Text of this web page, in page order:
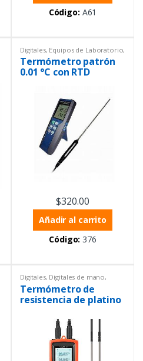
Código: A61
Digitales, Equipos de Laboratorio,
Temperatura , Termómetros
Termómetro patrón
0.01 °C con RTD
$320.00
Añadir al carrito
Código: 376
Digitales, Digitales de mano,
Equipos de Laboratorio
Productos con certificado ISO
17025,Temperatura,
Termómetros,Termómetros
Termómetro de
resistencia de platino